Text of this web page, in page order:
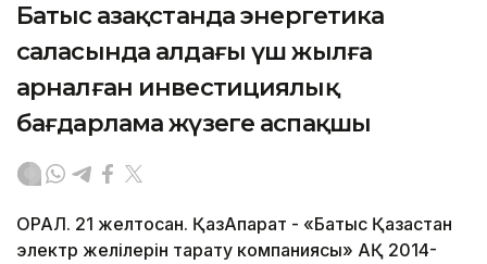
Батыс Қазақстанда энергетика
саласында алдағы үш жылға
арналған инвестициялық
бағдарлама жүзеге аспақшы
ОРАЛ. 21 желтоқсан. ҚазАқпарат - «Батыс Қазақстан
электр желілерін тарату компаниясы» АҚ 2014-